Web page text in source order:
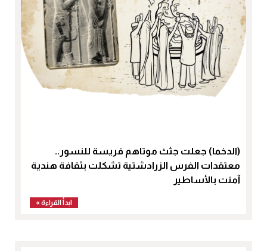
(الدخما) جعلت جثث موتاهم فريسة للنسور..
معتقدات الفرس الزرادشتية تشكلت بثقافة هندية
آمنت بالأساطير
ابدأ القراءة »